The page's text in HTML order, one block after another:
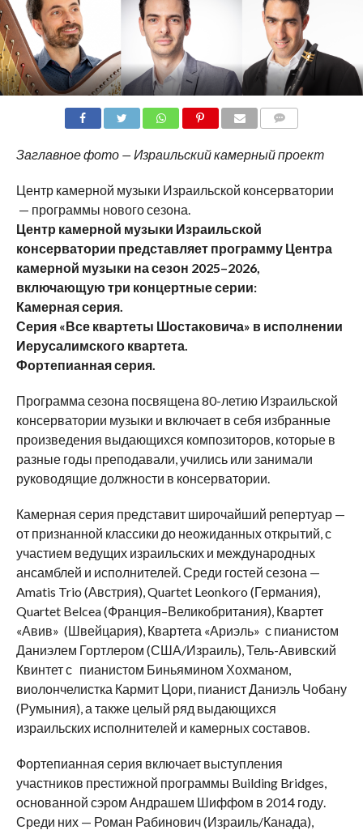
Заглавное фото — Израильский камерный проект
Центр камерной музыки Израильской консерватории
— программы нового сезона.
Центр камерной музыки Израильской
консерватории представляет программу Центра
камерной музыки на сезон 2025–2026,
включающую три концертные серии:
Камерная серия.
Серия «Все квартеты Шостаковича» в исполнении
Иерусалимского квартета.
Фортепианная серия.
Программа сезона посвящена 80-летию Израильской
консерватории музыки и включает в себя избранные
произведения выдающихся композиторов, которые в
разные годы преподавали, учились или занимали
руководящие должности в консерватории.
Камерная серия представит широчайший репертуар —
от признанной классики до неожиданных открытий, с
участием ведущих израильских и международных
ансамблей и исполнителей. Среди гостей сезона —
Amatis Trio (Австрия), Quartet Leonkoro (Германия),
Quartet Belcea (Франция–Великобритания), Квартет
«Авив» (Швейцария), Квартета «Ариэль» с пианистом
Даниэлем Гортлером (США/Израиль), Тель-Авивский
Квинтет с пианистом Биньямином Хохманом,
виолончелистка Кармит Цори, пианист Даниэль Чобану
(Румыния), а также целый ряд выдающихся
израильских исполнителей и камерных составов.
Фортепианная серия включает выступления
участников престижной программы Building Bridges,
основанной сэром Андрашем Шиффом в 2014 году.
Среди них — Роман Рабинович (Израиль/Канада),